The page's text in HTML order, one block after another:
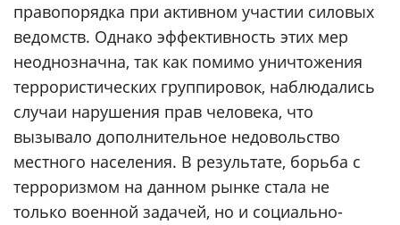
правопорядка при активном участии силовых
ведомств. Однако эффективность этих мер
неоднозначна, так как помимо уничтожения
террористических группировок, наблюдались
случаи нарушения прав человека, что
вызывало дополнительное недовольство
местного населения. В результате, борьба с
терроризмом на данном рынке стала не
только военной задачей, но и социально-